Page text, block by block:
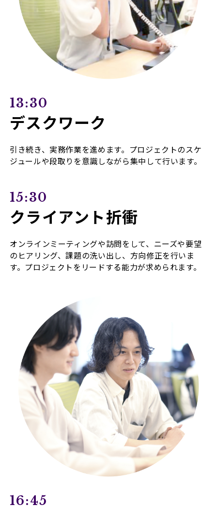
13:30
デスクワーク
引き続き、実務作業を進めます。プロジェクトのスケ
ジュールや段取りを意識しながら集中して行います。
15:30
クライアント折衝
オンラインミーティングや訪問をして、ニーズや要望
のヒアリング、課題の洗い出し、方向修正を行いま
す。プロジェクトをリードする能力が求められます。
16:45